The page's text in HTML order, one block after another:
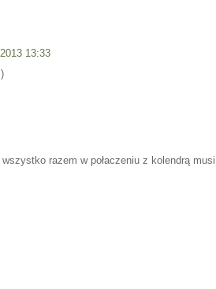
13:33
razem w połaczeniu z kolendrą